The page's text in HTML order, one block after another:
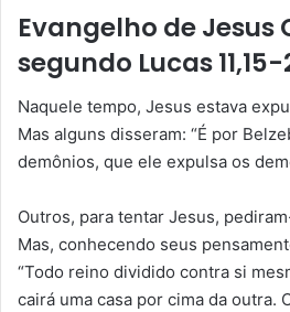
Evangelho de Jesus
segundo Lucas
Naquele tempo, Jesus estava
Mas alguns disseram: “É por
demônios, que ele expulsa os
Outros, para tentar Jesus,
Mas, conhecendo seus
“Todo reino dividido contra si
cairá uma casa por cima da outra.